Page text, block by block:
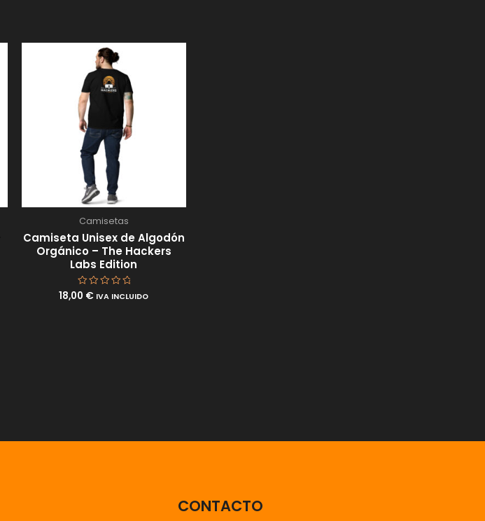
Camisetas
Camiseta Unisex de Algodón
Orgánico – The Hackers
Labs Edition
Valorado
con
18,00 € IVA INCLUIDO
CONTACTO